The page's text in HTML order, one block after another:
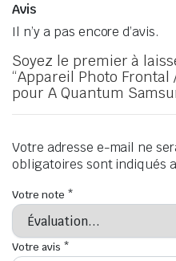
Avis
Il n’y a pas encore d’avis.
Soyez le premier à
“Appareil Photo
pour A Quantum
Votre adresse e-mail ne
obligatoires sont indiqués
Votre note *
Votre avis *